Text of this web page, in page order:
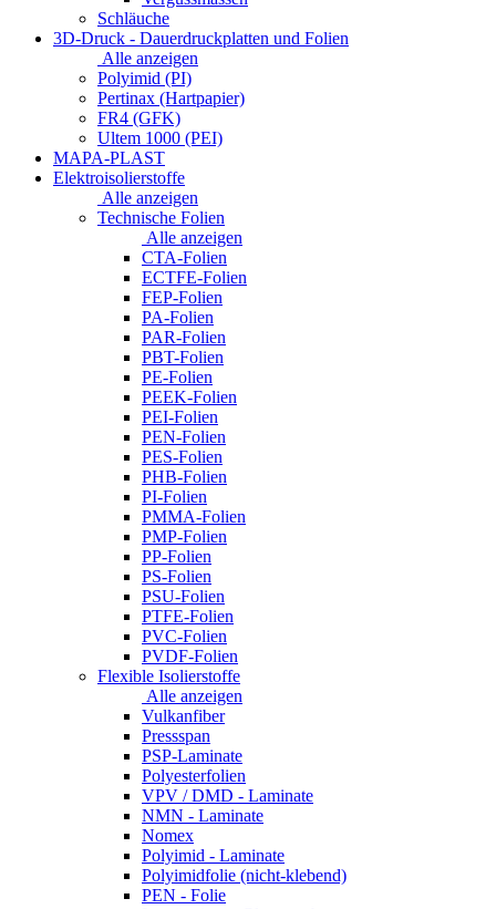
Schläuche
3D-Druck - Dauerdruckplatten und Folien
Alle anzeigen
Polyimid (PI)
Pertinax (Hartpapier)
FR4 (GFK)
Ultem 1000 (PEI)
MAPA-PLAST
Elektroisolierstoffe
Alle anzeigen
Technische Folien
Alle anzeigen
CTA-Folien
ECTFE-Folien
FEP-Folien
PA-Folien
PAR-Folien
PBT-Folien
PE-Folien
PEEK-Folien
PEI-Folien
PEN-Folien
PES-Folien
PHB-Folien
PI-Folien
PMMA-Folien
PMP-Folien
PP-Folien
PS-Folien
PSU-Folien
PTFE-Folien
PVC-Folien
PVDF-Folien
Flexible Isolierstoffe
Alle anzeigen
Vulkanfiber
Pressspan
PSP-Laminate
Polyesterfolien
VPV / DMD - Laminate
NMN - Laminate
Nomex
Polyimid - Laminate
Polyimidfolie (nicht-klebend)
PEN - Folie